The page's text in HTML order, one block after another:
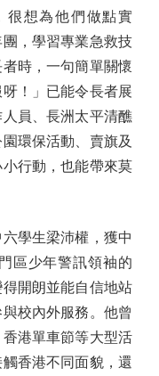
很想為他們做點實
，學習專業急救技
時，一句簡單關懷
！」已能令長者展
員、長洲太平清醮
環保活動、賣旗及
行動，也能帶來莫
學生梁沛權，獲中
區少年警訊領袖的
開朗並能自信地站
校內外服務。他曾
港單車節等大型活
香港不同面貌，還